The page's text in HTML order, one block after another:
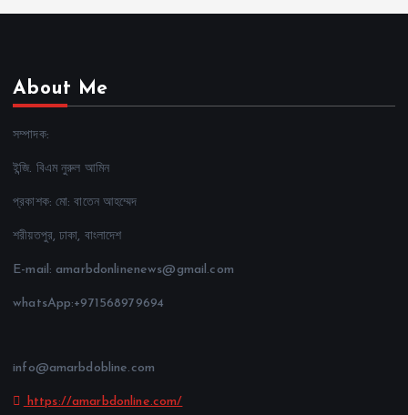
About Me
সম্পাদক:
ইন্জি. বিএম নুরুল আমিন
প্রকাশক: মো: বাতেন আহম্মেদ
শরীয়তপুর, ঢাকা, বাংলাদেশ
E-mail: amarbdonlinenews@gmail.com
whatsApp:+971568979694
info@amarbdobline.com
https://amarbdonline.com/